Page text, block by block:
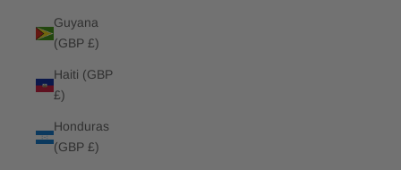
Guyana
(GBP £)
Haiti (GBP
£)
Honduras
(GBP £)